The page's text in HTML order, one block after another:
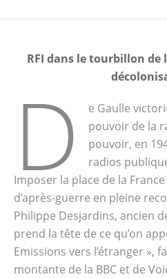
RFI dans le tourbillon de
D
e Gaulle
pouvoir de la
pouvoir, en
radios
Imposer la place de la
d’après-guerre en pleine
Philippe Desjardins, ancien
prend la tête de ce qu’on
Emissions vers l’étranger »,
montante de la BBC et de